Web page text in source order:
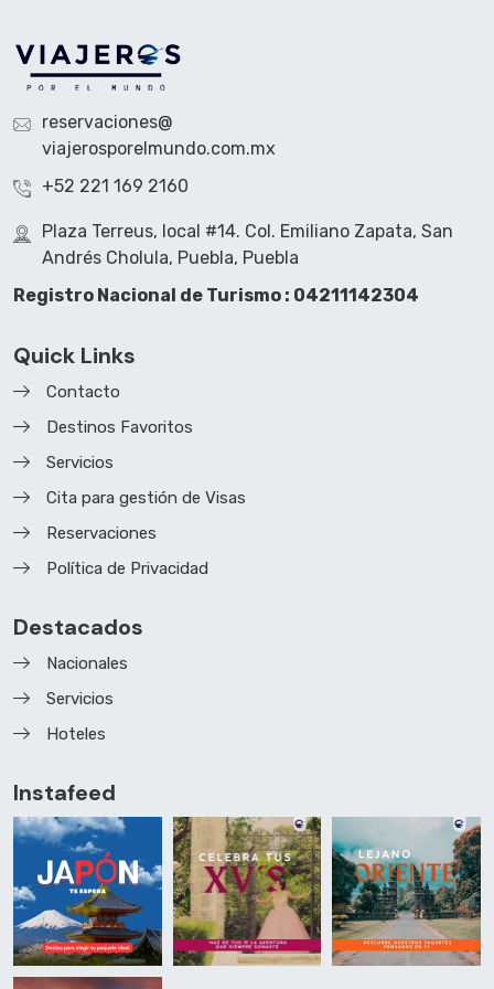
reservaciones@
viajerosporelmundo.com.mx
+52 221 169 2160
Plaza Terreus, local #14. Col. Emiliano Zapata, San
Andrés Cholula, Puebla, Puebla
Registro Nacional de Turismo : 04211142304
Quick Links
Contacto
Destinos Favoritos
Servicios
Cita para gestión de Visas
Reservaciones
Política de Privacidad
Destacados
Nacionales
Servicios
Hoteles
Instafeed